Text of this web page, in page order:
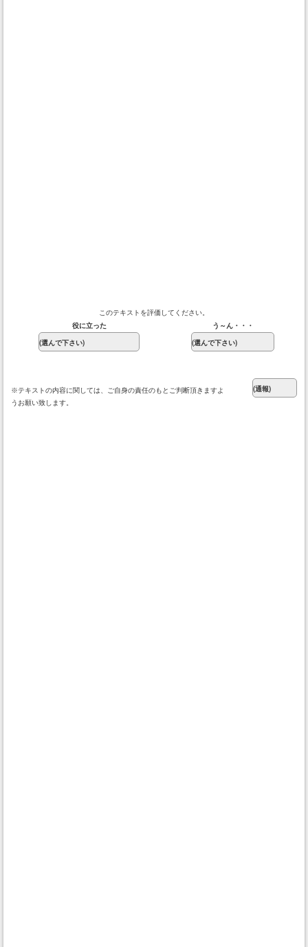
このテキストを評価してください。
役に立った
う～ん・・・
※テキストの内容に関しては、ご自身の責任のもとご判断頂きますよ
うお願い致します。